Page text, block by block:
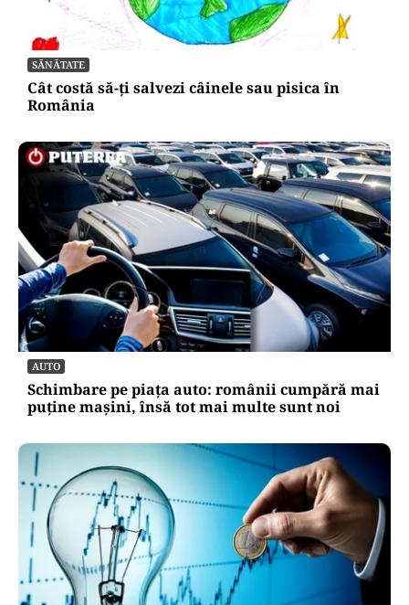
SĂNĂTATE
Cât costă să-ți salvezi câinele sau pisica în
România
AUTO
Schimbare pe piața auto: românii cumpără mai
puține mașini, însă tot mai multe sunt noi